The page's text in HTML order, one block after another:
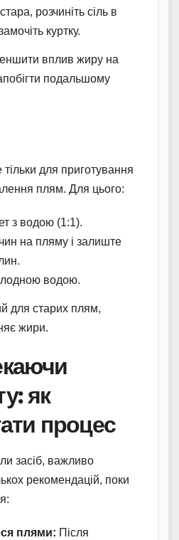
розчиніть сіль в
куртку.
вплив жиру на
подальшому
для приготування
плям. Для цього:
з водою (1:1).
на пляму і залиште
водою.
для старих плям,
жири.
як
процес
засіб, важливо
рекомендацій, поки
плями: Після